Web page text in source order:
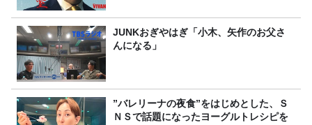
JUNKおぎやはぎ「小木、矢作のお父さ
んになる」
”バレリーナの夜食”をはじめとした、Ｓ
ＮＳで話題になったヨーグルトレシピを